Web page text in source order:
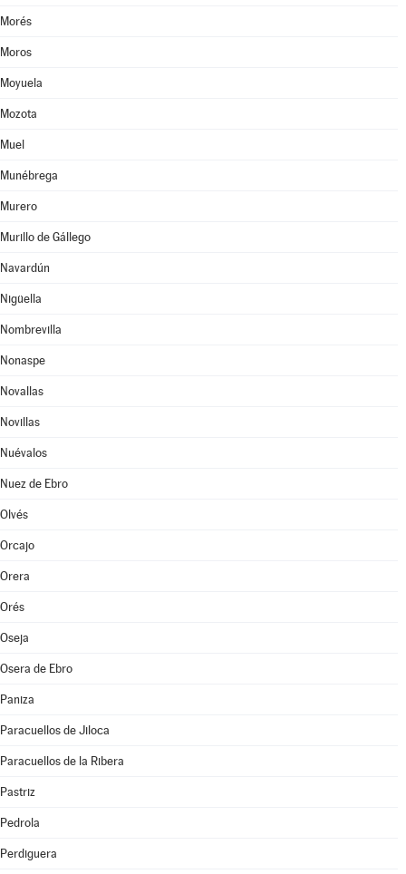
Morés
Moros
Moyuela
Mozota
Muel
Munébrega
Murero
Murillo de Gállego
Navardún
Nigüella
Nombrevilla
Nonaspe
Novallas
Novillas
Nuévalos
Nuez de Ebro
Olvés
Orcajo
Orera
Orés
Oseja
Osera de Ebro
Paniza
Paracuellos de Jiloca
Paracuellos de la Ribera
Pastriz
Pedrola
Perdiguera